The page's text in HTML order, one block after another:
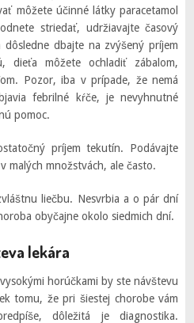
môžete účinné látky paracetamol
striedať, udržiavajte časový
dbajte na zvýšený príjem
dieťa môžete ochladiť zábalom,
Pozor, iba v prípade, že nemá
febrilné kŕče, je nevyhnutné
pomoc.
príjem tekutín. Podávajte
malých množstvách, ale často.
liečbu. Nesvrbia a o pár dní
obyčajne okolo siedmich dní.
lekára
horúčkami by ste návštevu
tomu, že pri šiestej chorobe vám
dôležitá je diagnostika.